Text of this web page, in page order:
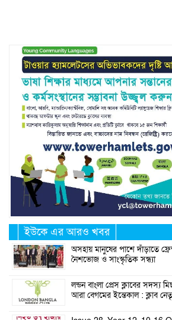
ইউকে এর আরও খবর
অসহায় মানুষের পাশে দাঁড়াতে
নৈশভোজ ও সাংস্কৃতিক সন্ধ্যা
লন্ডন বাংলা প্রেস ক্লাবের সদস্য
আরা বেগমের ইন্তেকাল : ক্লাব